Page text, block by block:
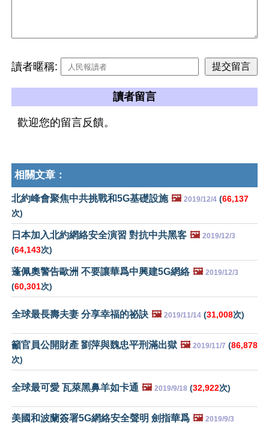
讀者暱稱:
讀者留言
歡迎您的留言反饋。
相關文章：
北約峰會聚焦中共挑戰和5G基礎設施 🖼️ 2019/12/4 (66,137
次)
日本加入北約網絡安全演習 對抗中共黑客 🖼️ 2019/12/3
(64,143次)
蓬佩奧警告歐洲 不要讓華爲中興建5G網絡 🖼️ 2019/12/3
(60,301次)
全球最長壽夫妻 分享幸福的祕訣 🖼️ 2019/11/14 (31,008次)
籲官員公開財產 劉萍與魏忠平刑滿出獄 🖼️ 2019/11/7 (86,878
次)
全球最可愛 瓦萊黑鼻羊如卡通 🖼️ 2019/9/18 (32,922次)
美國和波蘭簽署5G網絡安全聲明 劍指華爲 🖼️ 2019/9/3